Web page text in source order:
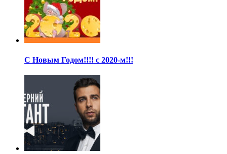
С Новым Годом!!!! с 2020-м!!!